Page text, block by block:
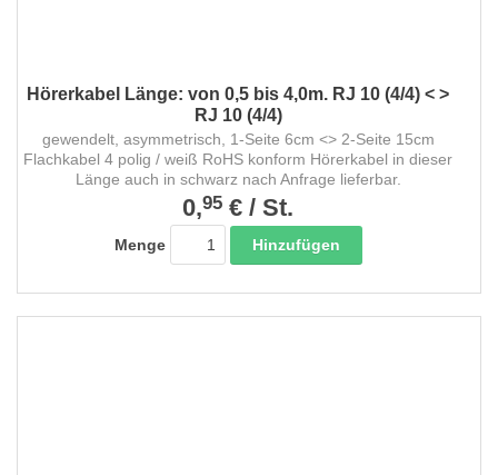
Hörerkabel Länge: von 0,5 bis 4,0m. RJ 10 (4/4) < >
RJ 10 (4/4)
gewendelt, asymmetrisch, 1-Seite 6cm <> 2-Seite 15cm
Flachkabel 4 polig / weiß RoHS konform Hörerkabel in dieser
Länge auch in schwarz nach Anfrage lieferbar.
0,95 € / St.
Menge Hinzufügen